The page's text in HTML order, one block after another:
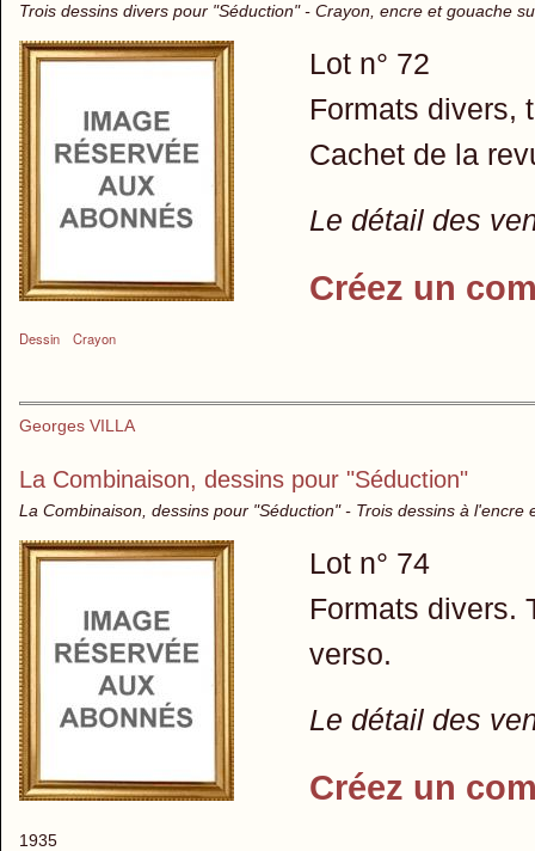
Trois dessins divers pour "Séduction" - Crayon, encre et gouache
Dessin Crayon
Lot n° 72
Formats divers,
Cachet de la
Le détail des
Créez un
Georges VILLA
La Combinaison, dessins pour "Séduction"
La Combinaison, dessins pour "Séduction" - Trois dessins à l'encre
1935
Lot n° 74
Formats divers.
verso.
Le détail des
Créez un